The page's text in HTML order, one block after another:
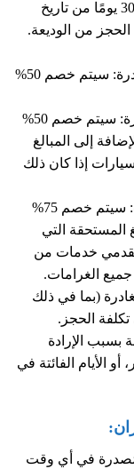
إذا تم الإلغاء بعد تأكيد الحجز أو قبل أكثر من 30 يومًا من تاريخ
تكلفة الحجز من الوديعة.
إذا تم الإلغاء بين 16 و30 يومًا قبل تاريخ المغادرة: سيتم خصم 50%
إذا تم الإلغاء بين 8 و15 يومًا قبل تاريخ المغادرة: سيتم خصم 50%
إلى المبالغ
إذا كان ذلك
إذا تم الإلغاء بين 3 و7 أيام قبل تاريخ المغادرة: سيتم خصم 75%
المستحقة التي
مقدمي خدمات من
الغرامات.
من تاريخ المغادرة (بما في ذلك
بسبب الإرادة
الأيام الفائتة في
المُصدرة في أي وقت